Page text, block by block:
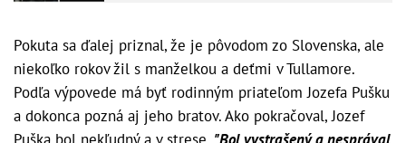
Pokuta sa ďalej priznal, že je pôvodom zo Slovenska, ale
niekoľko rokov žil s manželkou a deťmi v Tullamore.
Podľa výpovede má byť rodinným priateľom Jozefa Pušku
a dokonca pozná aj jeho bratov. Ako pokračoval, Jozef